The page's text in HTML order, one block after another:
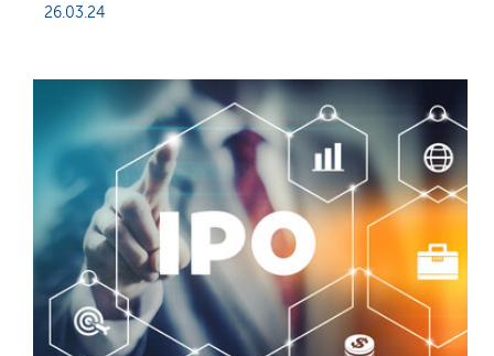
26.03.24